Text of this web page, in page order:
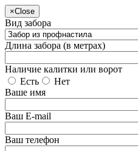
×Close
Вид забора
Длина забора (в метрах)
Наличие калитки или ворот
Есть
Нет
Ваше имя
Ваш E-mail
Ваш телефон